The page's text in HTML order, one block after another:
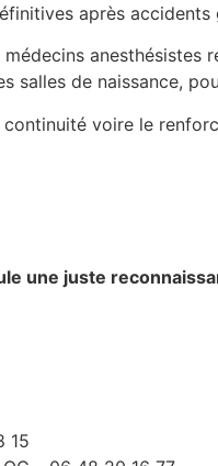
après accidents
anesthésistes
salles de naissance,
voire le
une juste
15